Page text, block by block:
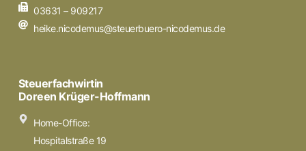
03631 – 909217
heike.nicodemus@steuerbuero-nicodemus.de
Steuerfachwirtin
Doreen Krüger-Hoffmann
Home-Office:
Hospitalstraße 19